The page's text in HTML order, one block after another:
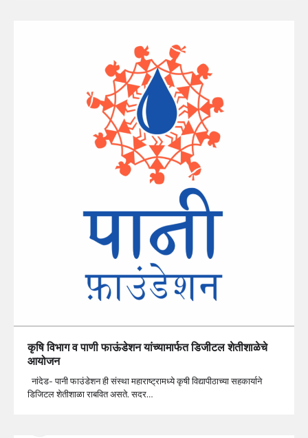
कृषि विभाग व पाणी फाऊंडेशन यांच्यामार्फत डिजीटल शेतीशाळेचे
आयोजन
नांदेड- पानी फाउंडेशन ही संस्था महाराष्ट्रामध्ये कृषी वि‌द्यापीठाच्या सहकार्याने
डिजिटल शेतीशाळा राबवित असते. सदर…